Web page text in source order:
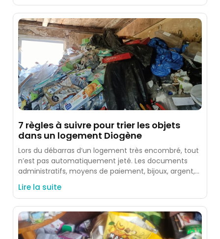
7 règles à suivre pour trier les objets
dans un logement Diogène
Lors du débarras d’un logement très encombré, tout
n’est pas automatiquement jeté. Les documents
administratifs, moyens de paiement, bijoux, argent,
Lire la suite